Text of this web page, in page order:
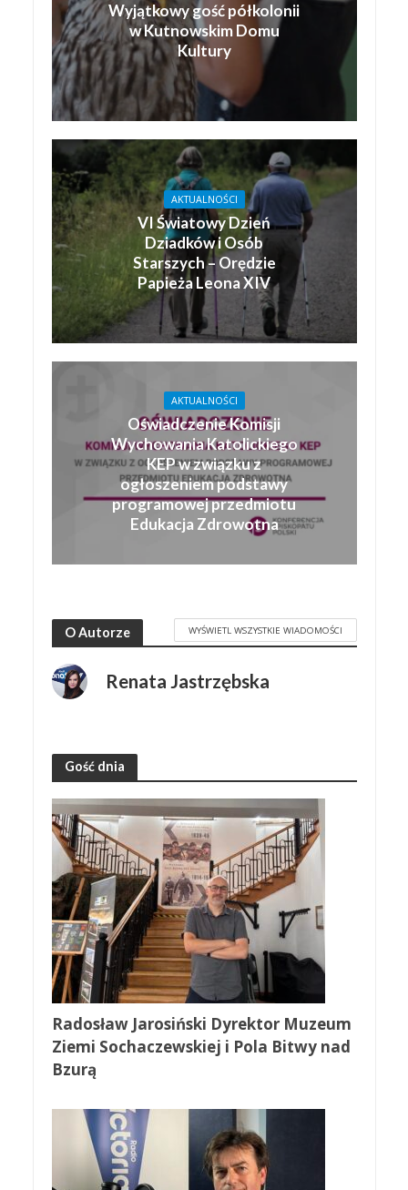
Wyjątkowy gość półkolonii
w Kutnowskim Domu
Kultury
AKTUALNOŚCI
VI Światowy Dzień
Dziadków i Osób
Starszych – Orędzie
Papieża Leona XIV
AKTUALNOŚCI
Oświadczenie Komisji
Wychowania Katolickiego
KEP w związku z
ogłoszeniem podstawy
programowej przedmiotu
Edukacja Zdrowotna
O Autorze WYŚWIETL WSZYSTKIE WIADOMOŚCI
Renata Jastrzębska
Gość dnia
Radosław Jarosiński Dyrektor Muzeum
Ziemi Sochaczewskiej i Pola Bitwy nad
Bzurą